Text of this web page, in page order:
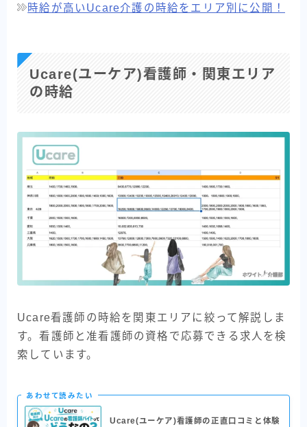
時給が高いUcare介護の時給をエリア別に公開！
Ucare(ユーケア)看護師・関東エリア
の時給
Ucare看護師の時給を関東エリアに絞って解説しま
す。看護師と准看護師の資格で応募できる求人を検
索しています。
あわせて読みたい
Ucare(ユーケア)看護師の正直口コミと体験